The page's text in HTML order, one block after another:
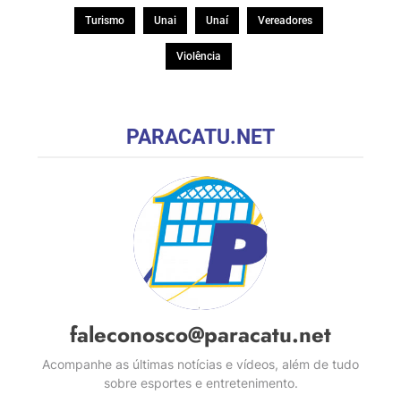
Turismo Unai Unaí Vereadores
Violência
PARACATU.NET
faleconosco@paracatu.net
Acompanhe as últimas notícias e vídeos, além de tudo
sobre esportes e entretenimento.